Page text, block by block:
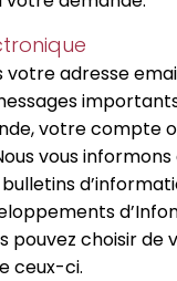
votre adresse
votre compte
vous
pouvez choisir de
ceux-ci.